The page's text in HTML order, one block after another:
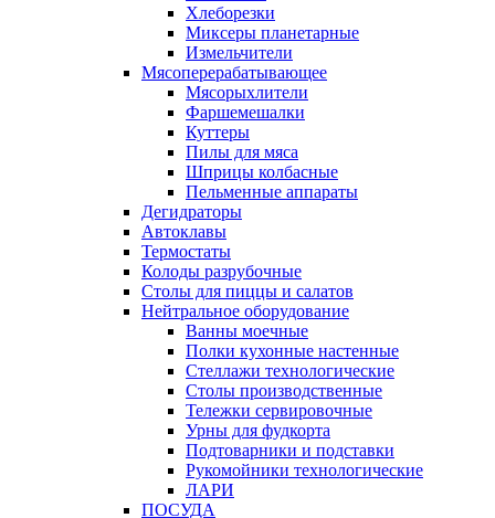
Хлеборезки
Миксеры планетарные
Измельчители
Мясоперерабатывающее
Мясорыхлители
Фаршемешалки
Куттеры
Пилы для мяса
Шприцы колбасные
Пельменные аппараты
Дегидраторы
Автоклавы
Термостаты
Колоды разрубочные
Столы для пиццы и салатов
Нейтральное оборудование
Ванны моечные
Полки кухонные настенные
Стеллажи технологические
Столы производственные
Тележки сервировочные
Урны для фудкорта
Подтоварники и подставки
Рукомойники технологические
ЛАРИ
ПОСУДА